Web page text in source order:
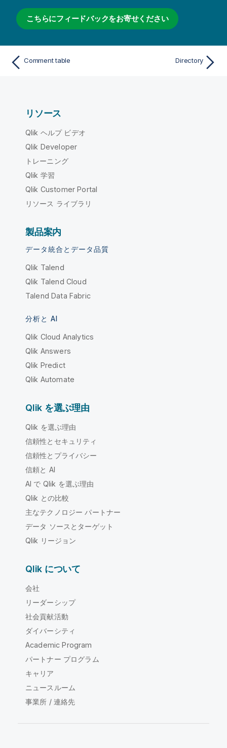
こちらにフィードバックをお寄せください
Comment table Directory
リソース
Qlik ヘルプ ビデオ
Qlik Developer
トレーニング
Qlik 学習
Qlik Customer Portal
リソース ライブラリ
製品案内
データ統合とデータ品質
Qlik Talend
Qlik Talend Cloud
Talend Data Fabric
分析と AI
Qlik Cloud Analytics
Qlik Answers
Qlik Predict
Qlik Automate
Qlik を選ぶ理由
Qlik を選ぶ理由
信頼性とセキュリティ
信頼性とプライバシー
信頼と AI
AI で Qlik を選ぶ理由
Qlik との比較
主なテクノロジー パートナー
データ ソースとターゲット
Qlik リージョン
Qlik について
会社
リーダーシップ
社会貢献活動
ダイバーシティ
Academic Program
パートナー プログラム
キャリア
ニュースルーム
事業所 / 連絡先